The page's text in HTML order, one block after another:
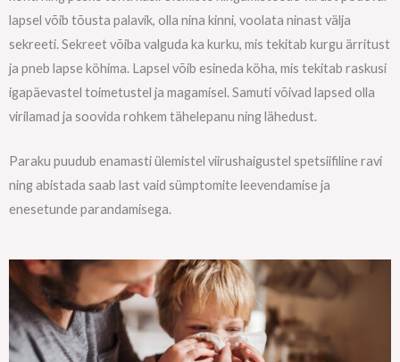
lapsel võib tõusta palavik, olla nina kinni, voolata ninast välja
sekreeti. Sekreet võiba valguda ka kurku, mis tekitab kurgu ärritust
ja pneb lapse köhima. Lapsel võib esineda köha, mis tekitab raskusi
igapäevastel toimetustel ja magamisel. Samuti võivad lapsed olla
virilamad ja soovida rohkem tähelepanu ning lähedust.
Paraku puudub enamasti ülemistel viirushaigustel spetsiifiline ravi
ning abistada saab last vaid sümptomite leevendamise ja
enesetunde parandamisega.